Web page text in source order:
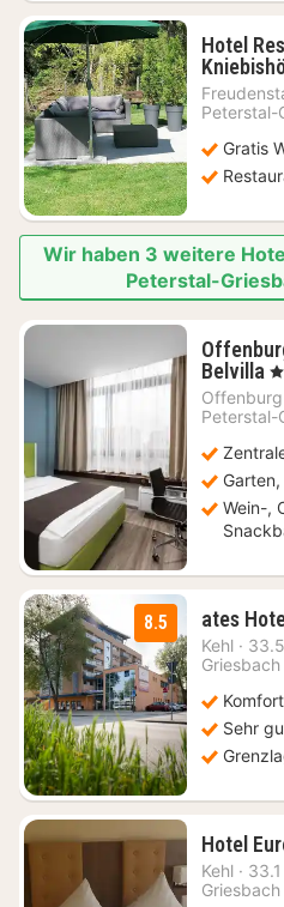
Hotel
Peterstal-
Gratis
Wir haben 3 weitere
Peterstal-
Belvilla 1
€
,
Offenburg
Peterstal-
Wein-,
8.5 ates
Kehl ·
Griesbach
Sehr
Hotel
Kehl ·
Griesbach